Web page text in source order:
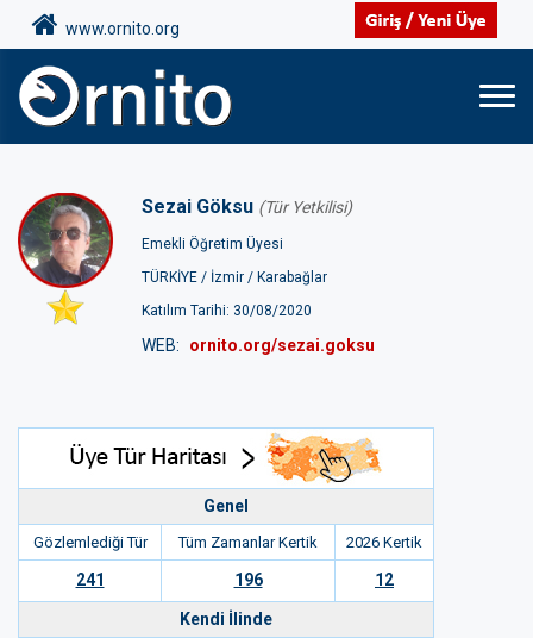
www.ornito.org
Sezai Göksu (Tür Yetkilisi)
Emekli Öğretim Üyesi
TÜRKİYE / İzmir / Karabağlar
Katılım Tarihi: 30/08/2020
WEB: ornito.org/sezai.goksu
Genel
Gözlemlediği Tür Tüm Zamanlar Kertik 2026 Kertik
241 196 12
Kendi İlinde